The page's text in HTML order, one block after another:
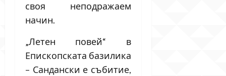
своя неподражаем
начин.
„Летен повей“ в
Епископската базилика
– Сандански е събитие,